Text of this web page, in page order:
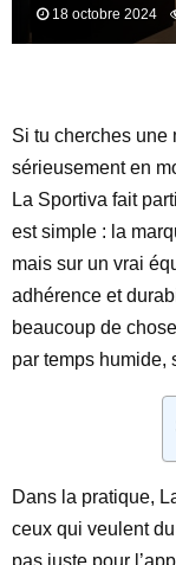
18 octobre 2024
Si tu cherches une
sérieusement en
La Sportiva fait
est simple : la
mais sur un vrai
adhérence et
beaucoup de
par temps humide,
Dans la pratique,
ceux qui veulent
pas juste pour